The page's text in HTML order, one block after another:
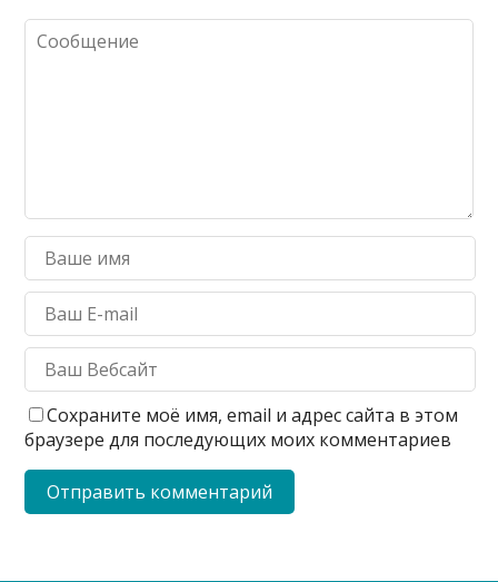
Сохраните моё имя, email и адрес сайта в этом
браузере для последующих моих комментариев